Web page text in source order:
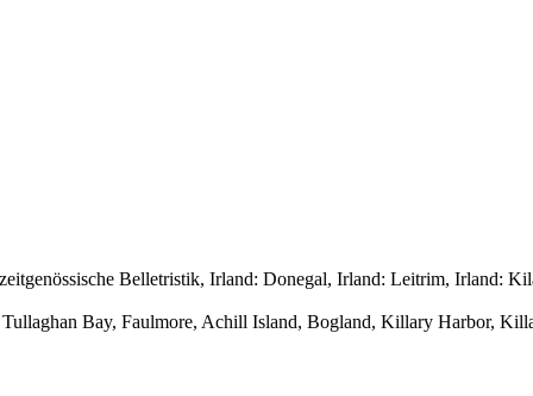
Belletristik, Irland: Donegal, Irland: Leitrim, Irland:
Bay, Faulmore, Achill Island, Bogland, Killary Harbor,